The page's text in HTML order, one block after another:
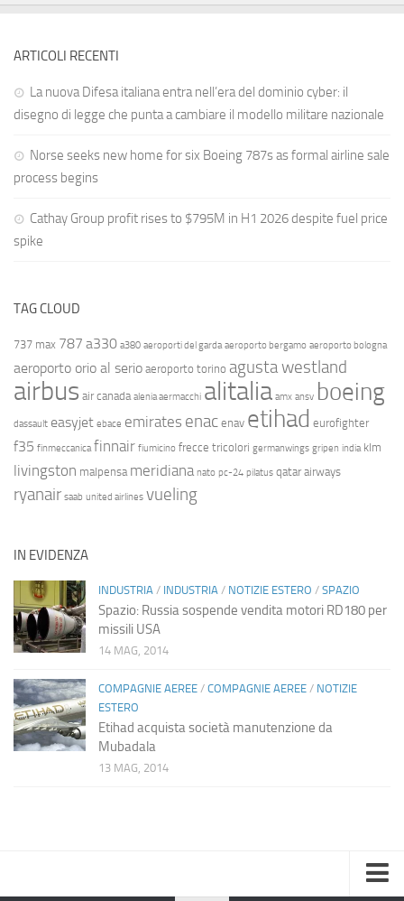
ARTICOLI RECENTI
La nuova Difesa italiana entra nell’era del dominio cyber: il
disegno di legge che punta a cambiare il modello militare nazionale
Norse seeks new home for six Boeing 787s as formal airline sale
process begins
Cathay Group profit rises to $795M in H1 2026 despite fuel price
spike
TAG CLOUD
737 max 787 a330 a380 aeroporti del garda aeroporto bergamo aeroporto bologna
aeroporto orio al serio aeroporto torino agusta westland
airbus air canada alenia aermacchi alitalia amx ansv boeing
dassault easyjet ebace emirates enac enav etihad eurofighter
f35 finmeccanica finnair fiumicino frecce tricolori germanwings gripen india klm
livingston malpensa meridiana nato pc-24 pilatus qatar airways
ryanair saab united airlines vueling
IN EVIDENZA
INDUSTRIA / INDUSTRIA / NOTIZIE ESTERO / SPAZIO
Spazio: Russia sospende vendita motori RD180 per
missili USA
14 MAG, 2014
COMPAGNIE AEREE / COMPAGNIE AEREE / NOTIZIE
ESTERO
Etihad acquista società manutenzione da
Mubadala
13 MAG, 2014